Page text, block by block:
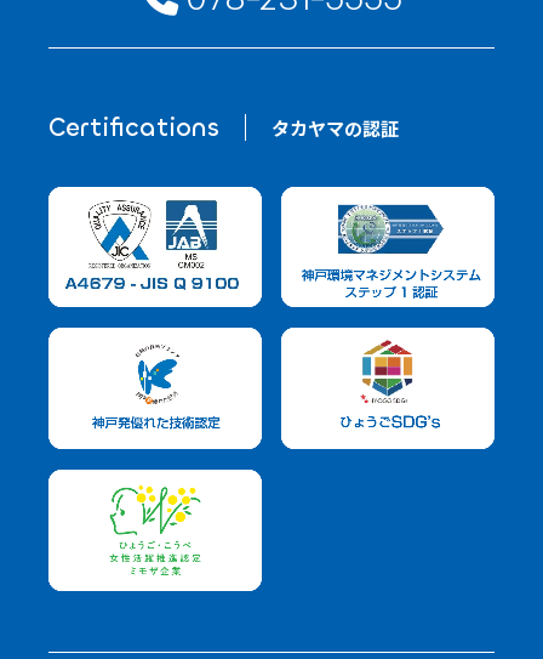
Certifications タカヤマの認証